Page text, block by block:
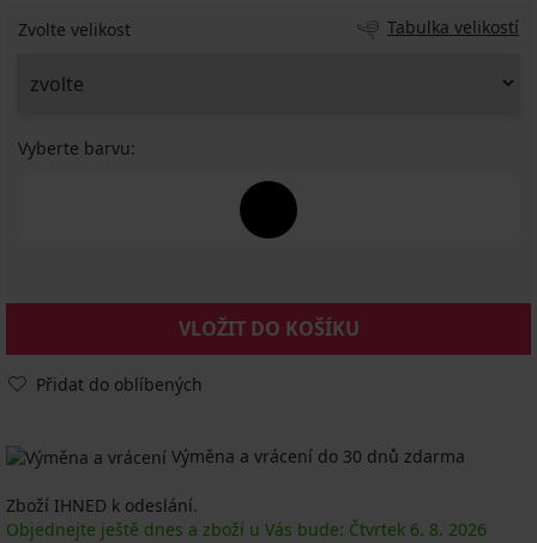
Zvolte velikost Tabulka velikostí
Vyberte barvu:
VLOŽIT DO KOŠÍKU
Přidat do oblíbených
Výměna a vrácení do 30 dnů zdarma
Zboží IHNED k odeslání.
Objednejte ještě dnes a zboží u Vás bude: Čtvrtek 6. 8. 2026